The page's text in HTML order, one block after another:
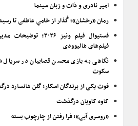
امیر نادری و ذات و زبان سینما
رمان «رخشان»؛ گُذار از خامیِ عاطفی تا
فستیوال فیلم ونیز
فیلم‌های هالیوودی
نگاهی به بازی محسن قصابیان در سریال
سکوت
فوت یکی از برندگان اسکار؛ گلن هانسارد
کاوه کاویان درگذشت
«روسری آبی»؛ فرا رفتن از چارچوب بسته